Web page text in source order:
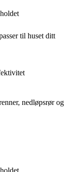
til huset ditt
nedløpsrør og